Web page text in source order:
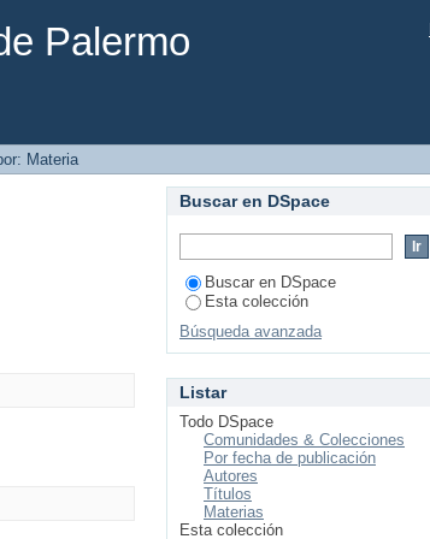
Palermo
Materia
Buscar en DSpace
Buscar en DSpace
Esta colección
Búsqueda avanzada
Listar
Todo DSpace
Comunidades & Colecciones
Por fecha de publicación
Autores
Títulos
Materias
Esta colección